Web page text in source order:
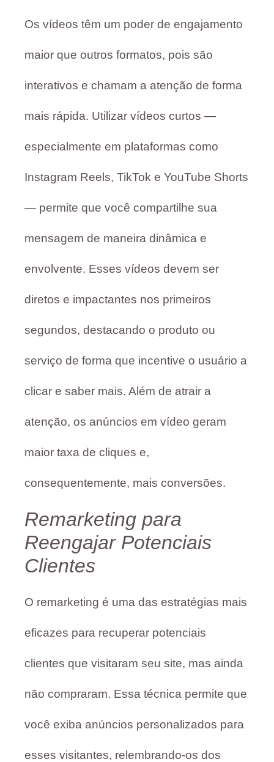
Os vídeos têm um poder de engajamento
maior que outros formatos, pois são
interativos e chamam a atenção de forma
mais rápida. Utilizar vídeos curtos —
especialmente em plataformas como
Instagram Reels, TikTok e YouTube Shorts
— permite que você compartilhe sua
mensagem de maneira dinâmica e
envolvente. Esses vídeos devem ser
diretos e impactantes nos primeiros
segundos, destacando o produto ou
serviço de forma que incentive o usuário a
clicar e saber mais. Além de atrair a
atenção, os anúncios em vídeo geram
maior taxa de cliques e,
consequentemente, mais conversões.
Remarketing para
Reengajar Potenciais
Clientes
O remarketing é uma das estratégias mais
eficazes para recuperar potenciais
clientes que visitaram seu site, mas ainda
não compraram. Essa técnica permite que
você exiba anúncios personalizados para
esses visitantes, relembrando-os dos